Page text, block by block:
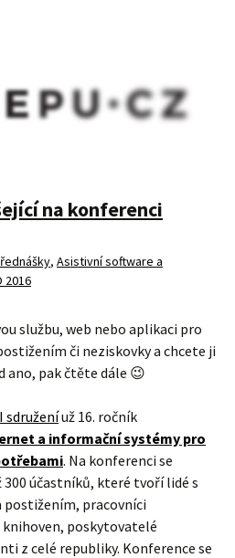
na konferenci
, Asistivní software a
2016
službu, web nebo aplikaci pro
či neziskovky a chcete ji
ano, pak čtěte dále 😉
sdruženíuž 16. ročník
a informační systémy pro
. Na konferenci se
300 účastníků, které tvoří lidé s
pracovníci
poskytovatelé
z celé republiky. Konference se